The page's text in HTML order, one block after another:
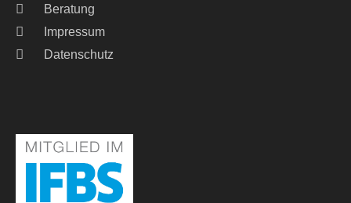
Beratung
Impressum
Datenschutz